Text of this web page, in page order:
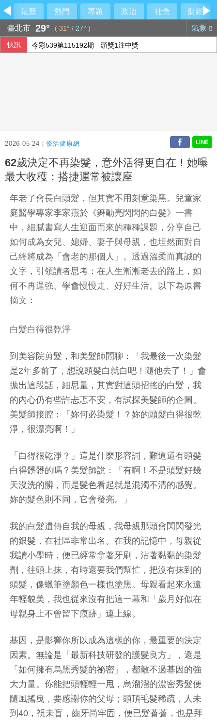
最新 熱門 專題 政治 社會
財經
臺北市 29° ( 31° / 27° ) 氣象
快訊 今彩539第115192期 頭獎1注中獎
2026-05-24 |優活健康網
62歲決定不再染髮，意外活得更自在！她曝
最大收穫：搭捷運常被讓座
年老了會長白頭髮，但其實不用刻意染黑。兒童家
庭醫學專家李家燕於《舞動亮閃閃的白髮》一書
中，細膩書寫人生迎面而來的種種課題，分享自己
如何成為女兒、媳婦、妻子與母親，也坦然面對自
己終將成為「會老的那個人」。透過溫柔而真誠的
文字，引領讀者思考：在人生漸漸老去的路上，如
何不再逞強、學會慢慢走、好好生活。以下為原書
摘文：
白髮白得很乾淨
到美容院剪髮，和美髮師閒聊：「我最後一次染髮
是2年多前了，想說頭髮白就白吧！隨他去了！」會
拋出這段話，細思量，其實對這頭招搖的白髮，我
的內心仍有些許忐忑不安，有試探美髮師的企圖。
美髮師接腔：「妳何必染髮！？妳的頭髮白得很乾
淨，很漂亮啊！」
「白得很乾淨？」這是什麼形容詞，難道還有頭髮
白得髒髒的嗎？美髮師說：「有啊！不是頭髮好幾
天沒洗的髒，而是髮色看起就是混濁不清的感覺。
妳的髮色則不同，它會發亮。」
我的白髮遺傳自我的母親，我母親那頭會閃閃發光
的銀髮，在社區非常出名。在我的記憶中，母親從
我讀小學時，便已經常拿著牙刷，沾著黏黏的染髮
劑，往頭上抹，有時還要我們幫忙，把沒有抹到的
頭髮，像蠟筆塗顏色一樣也塗黑。母親看起來永遠
年輕貌美，我也從來沒有把這一幕和「歲月好似在
母親身上不曾留下痕跡」連上線。
基因，是影響你所以成為這樣的你，最重要的決定
因素。無論是「最新科技研發的護髮良方」，還是
「如何擁有烏黑秀髮的祕密」，都敵不過基因的強
大力量。你能把頭輕輕一甩，烏溜溜的濃密秀髮便
隨風搖曳，要感謝你的父母；頭頂毛髮稀疏，人未
到40，視未盲，齒牙尚牢固，便已髮蒼蒼，也是拜